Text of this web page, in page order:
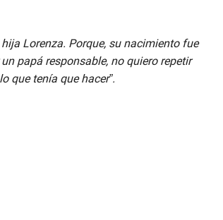
Lorenza. Porque, su nacimiento fue
papá responsable, no quiero repetir
que tenía que hacer”.